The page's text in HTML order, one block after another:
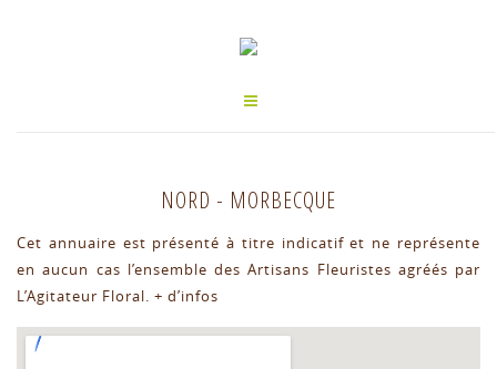
NORD - MORBECQUE
Cet annuaire est présenté à titre indicatif et ne représente
en aucun cas l’ensemble des Artisans Fleuristes agréés par
L’Agitateur Floral. + d’infos